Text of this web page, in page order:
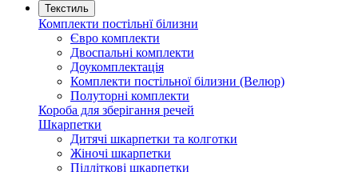
Текстиль
Комплекти постільнї білизни
Євро комплекти
Двоспальні комплекти
Доукомплектація
Комплекти постільної білизни (Велюр)
Полуторні комплекти
Короба для зберігання речей
Шкарпетки
Дитячі шкарпетки та колготки
Жіночі шкарпетки
Підліткові шкарпетки